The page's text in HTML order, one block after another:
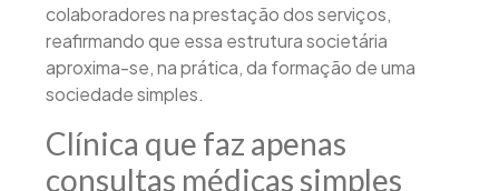
colaboradores na prestação dos serviços,
reafirmando que essa estrutura societária
aproxima-se, na prática, da formação de uma
sociedade simples.
Clínica que faz apenas
consultas médicas simples